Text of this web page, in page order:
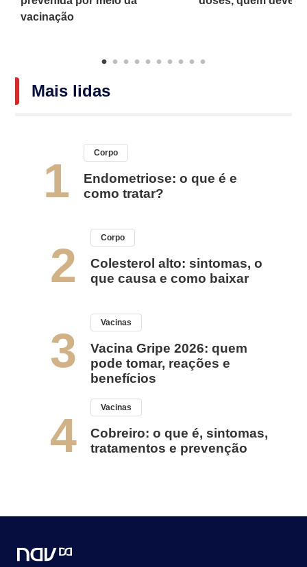
vacinação
Mais lidas
1
Corpo
Endometriose: o que é e
como tratar?
2
Corpo
Colesterol alto: sintomas, o
que causa e como baixar
3
Vacinas
Vacina Gripe 2026: quem
pode tomar, reações e
benefícios
4
Vacinas
Cobreiro: o que é, sintomas,
tratamentos e prevenção